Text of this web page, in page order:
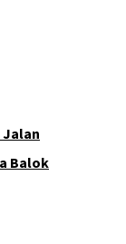
Jalan
Balok